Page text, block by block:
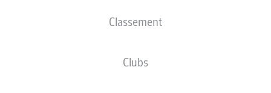
Classement
Clubs